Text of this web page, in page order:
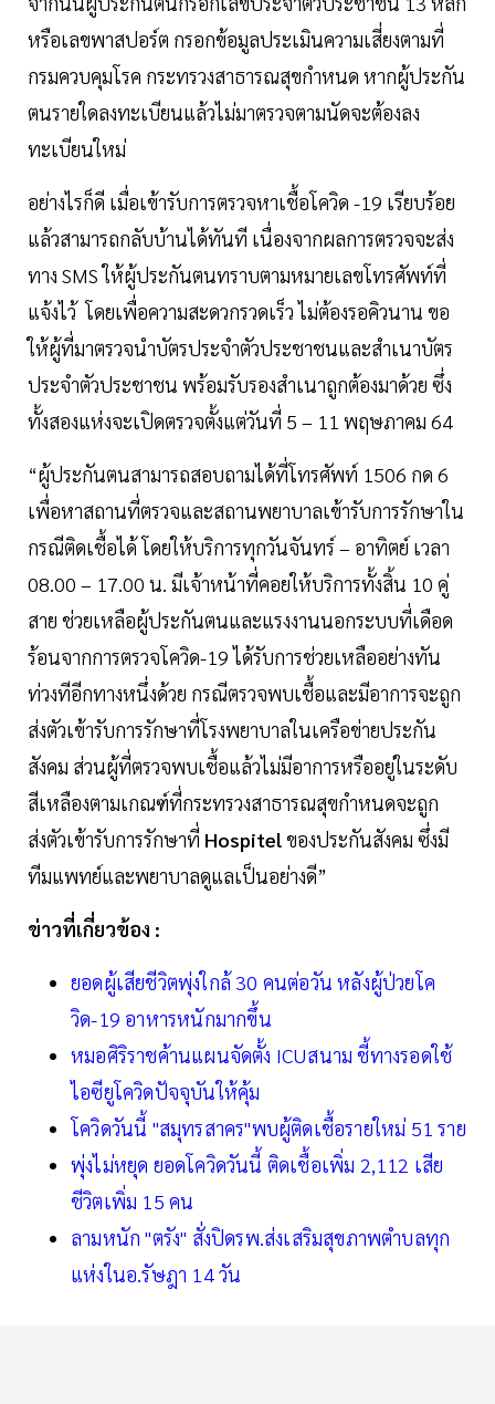
หรือเลขพาสปอร์ต กรอกข้อมูลประเมินความเสี่ยงตามที่
กรมควบคุมโรค กระทรวงสาธารณสุขกำหนด หากผู้ประกัน
ตนรายใดลงทะเบียนแล้วไม่มาตรวจตามนัดจะต้องลง
ทะเบียนใหม่
อย่างไรก็ดี เมื่อเข้ารับการตรวจหาเชื้อโควิด -19 เรียบร้อย
แล้วสามารถกลับบ้านได้ทันที เนื่องจากผลการตรวจจะส่ง
ทาง SMS ให้ผู้ประกันตนทราบตามหมายเลขโทรศัพท์ที่
แจ้งไว้ โดยเพื่อความสะดวกรวดเร็ว ไม่ต้องรอคิวนาน ขอ
ให้ผู้ที่มาตรวจนำบัตรประจำตัวประชาชนและสำเนาบัตร
ประจำตัวประชาชน พร้อมรับรองสำเนาถูกต้องมาด้วย ซึ่ง
ทั้งสองแห่งจะเปิดตรวจตั้งแต่วันที่ 5 – 11 พฤษภาคม 64
“ผู้ประกันตนสามารถสอบถามได้ที่โทรศัพท์ 1506 กด 6
เพื่อหาสถานที่ตรวจและสถานพยาบาลเข้ารับการรักษาใน
กรณีติดเชื้อได้ โดยให้บริการทุกวันจันทร์ – อาทิตย์ เวลา
08.00 – 17.00 น. มีเจ้าหน้าที่คอยให้บริการทั้งสิ้น 10 คู่
สาย ช่วยเหลือผู้ประกันตนและแรงงานนอกระบบที่เดือด
ร้อนจากการตรวจโควิด-19 ได้รับการช่วยเหลืออย่างทัน
ท่วงทีอีกทางหนึ่งด้วย กรณีตรวจพบเชื้อและมีอาการจะถูก
ส่งตัวเข้ารับการรักษาที่โรงพยาบาลในเครือข่ายประกัน
สังคม ส่วนผู้ที่ตรวจพบเชื้อแล้วไม่มีอาการหรืออยู่ในระดับ
สีเหลืองตามเกณฑ์ที่กระทรวงสาธารณสุขกำหนดจะถูก
ส่งตัวเข้ารับการรักษาที่ Hospitelของประกันสังคม ซึ่งมี
ทีมแพทย์และพยาบาลดูแลเป็นอย่างดี”
ข่าวที่เกี่ยวข้อง :
ยอดผู้เสียชีวิตพุ่งใกล้ 30 คนต่อวัน หลังผู้ป่วยโค
วิด-19 อาหารหนักมากขึ้น
หมอศิริราชค้านแผนจัดตั้ง ICUสนาม ชี้ทางรอดใช้
ไอซียูโควิดปัจจุบันให้คุ้ม
โควิดวันนี้ "สมุทรสาคร"พบผู้ติดเชื้อรายใหม่ 51 ราย
พุ่งไม่หยุด ยอดโควิดวันนี้ ติดเชื้อเพิ่ม 2,112 เสีย
ชีวิตเพิ่ม 15 คน
ลามหนัก "ตรัง" สั่งปิดรพ.ส่งเสริมสุขภาพตำบลทุก
แห่งในอ.รัษฎา 14 วัน